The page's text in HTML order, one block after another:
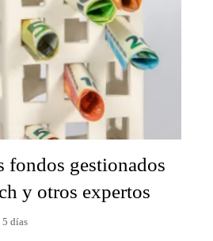
fondos gestionados
y otros expertos
5 días